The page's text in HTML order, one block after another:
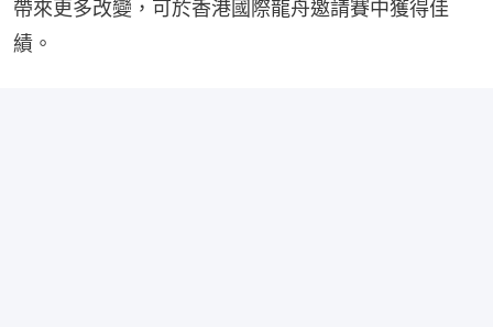
帶來更多改變，可於香港國際龍舟邀請賽中獲得佳
績。